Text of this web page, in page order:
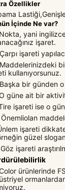
Özellikler
İçinde Ne var?
yani
işaret.
işareti
kullanıyorsunuz.
bir günden
güne ait bir
işareti ise o gün
işareti
güzel
işareti
ürünlerinde